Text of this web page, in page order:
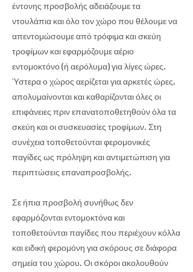
έντονης προσβολής αδειάζουμε τα
ντουλάπια και όλο τον χώρο που θέλουμε να
απεντομώσουμε από τρόφιμα και σκεύη
τροφίμων και εφαρμόζουμε αέριο
εντομοκτόνο (ή αερόλυμα) για λίγες ώρες.
Ύστερα ο χώρος αερίζεται για αρκετές ώρες,
απολυμαίνονται και καθαρίζονται όλες οι
επιφάνειες πριν επανατοποθετηθούν όλα τα
σκεύη και οι συσκευασίες τροφίμων. Στη
συνέχεια τοποθετούνται φερομονικές
παγίδες ως πρόληψη και αντιμετώπιση για
περιπτώσεις επαναπροσβολής.
Σε ήπια προσβολή συνήθως δεν
εφαρμόζονται εντομοκτόνα και
τοποθετούνται παγίδες που περιέχουν κόλλα
και ειδική φερομόνη για σκόρους σε διάφορα
σημεία του χώρου. Οι σκόροι ακολουθούν